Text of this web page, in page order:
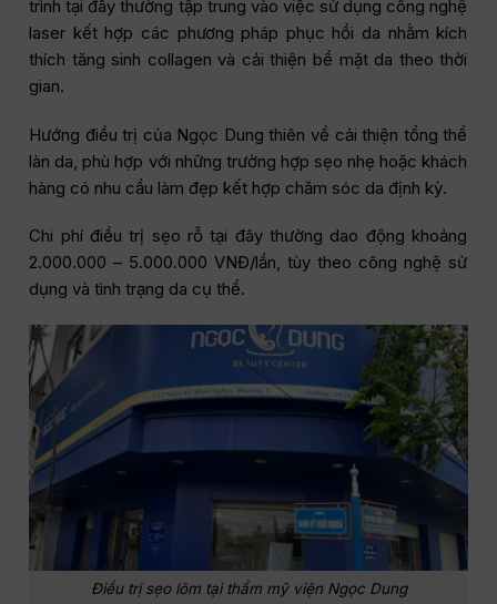
trình tại đây thường tập trung vào việc sử dụng công nghệ
laser kết hợp các phương pháp phục hồi da nhằm kích
thích tăng sinh collagen và cải thiện bề mặt da theo thời
gian.
Hướng điều trị của Ngọc Dung thiên về cải thiện tổng thể
làn da, phù hợp với những trường hợp sẹo nhẹ hoặc khách
hàng có nhu cầu làm đẹp kết hợp chăm sóc da định kỳ.
Chi phí điều trị sẹo rỗ tại đây thường dao động khoảng
2.000.000 – 5.000.000 VNĐ/lần, tùy theo công nghệ sử
dụng và tình trạng da cụ thể.
Điều trị sẹo lõm tại thẩm mỹ viện Ngọc Dung